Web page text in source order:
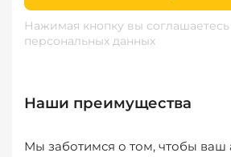
Нажимая кнопку вы соглашаетесь
персональных данных
Наши преимущества
Мы заботимся о том, чтобы ваш